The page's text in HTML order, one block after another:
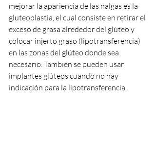
mejorar la apariencia de las nalgas es la
gluteoplastia, el cual consiste en retirar el
exceso de grasa alrededor del glúteo y
colocar injerto graso (lipotransferencia)
en las zonas del glúteo donde sea
necesario. También se pueden usar
implantes glúteos cuando no hay
indicación para la lipotransferencia.